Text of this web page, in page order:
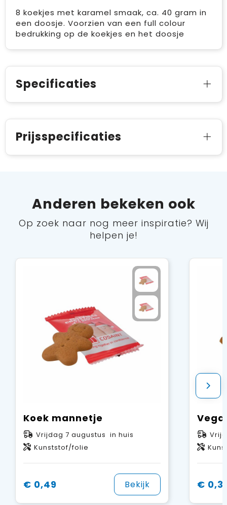
8 koekjes met karamel smaak, ca. 40 gram in
een doosje. Voorzien van een full colour
bedrukking op de koekjes en het doosje
Specificaties
Prijsspecificaties
Anderen bekeken ook
Op zoek naar nog meer inspiratie? Wij
helpen je!
Koek mannetje
Vrijdag 7 augustus in huis
Kunststof/folie
€ 0,49 Bekijk €